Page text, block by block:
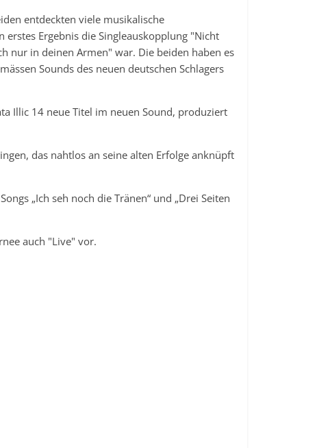
entdeckten viele musikalische
Ergebnis die Singleauskopplung "Nicht
nur in deinen Armen" war. Die beiden haben es
Sounds des neuen deutschen Schlagers
Illic 14 neue Titel im neuen Sound, produziert
das nahtlos an seine alten Erfolge anknüpft
„Ich seh noch die Tränen“ und „Drei Seiten
auch "Live" vor.